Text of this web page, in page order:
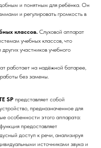
и понятным для ребёнка. Он
и регулировать громкость в
классов. Слуховой аппарат
учебных классов, что
участников учебного
работает на надёжной батарее,
без замены.
SP представляет собой
предназначенное для
особенности этого аппарата:
предоставляет
доступ к речи, анализируя
источниками звука и